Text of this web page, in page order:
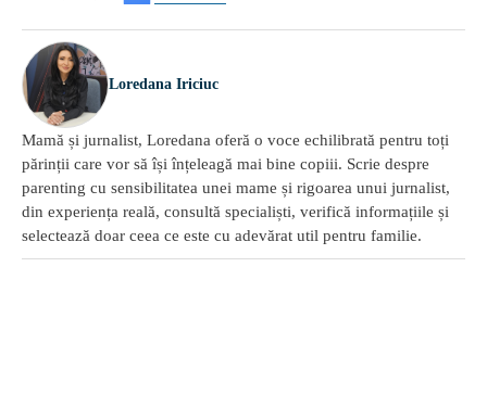
Loredana Iriciuc
Mamă și jurnalist, Loredana oferă o voce echilibrată pentru toți
părinții care vor să își înțeleagă mai bine copiii. Scrie despre
parenting cu sensibilitatea unei mame și rigoarea unui jurnalist,
din experiența reală, consultă specialiști, verifică informațiile și
selectează doar ceea ce este cu adevărat util pentru familie.